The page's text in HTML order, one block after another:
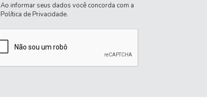
Ao informar seus dados você concorda com a
Política de Privacidade.